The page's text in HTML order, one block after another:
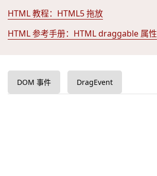
HTML 教程：HTML5 拖放
HTML 参考手册：HTML draggable 属性
DOM 事件 DragEvent